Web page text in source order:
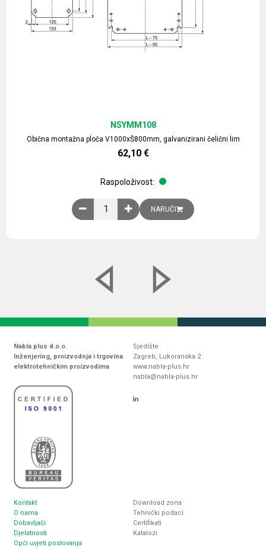
Obična montažna ploča V1000xŠ800mm, galvanizirani čelični lim
NSYMM108
62,10 €
Raspoloživost:
Obična montažna ploča V1000xŠ800mm,
NARUČI
Nabla plus d.o.o.
Inženjering, proizvodnja i trgovina
elektrotehničkim proizvodima
Sjedište
Zagreb, Lukoranska 2
www.nabla-plus.hr
nabla@nabla-plus.hr
Kontakt
O nama
Dobavljači
Djelatnosti
Opći uvjeti poslovanja
Download zona
Tehnički podaci
Certifikati
Katalozi